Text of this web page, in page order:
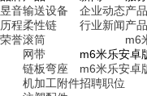
昱音
历程
荣誉
输送设备
柔性链
滚筒
网带
链板弯座
机加工附件
企业动态
行业新闻
产
产
m6
m6米乐安卓
m6米乐安卓
招聘职位